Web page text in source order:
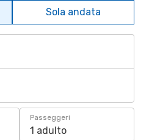
Sola andata
Passeggeri
1 adulto